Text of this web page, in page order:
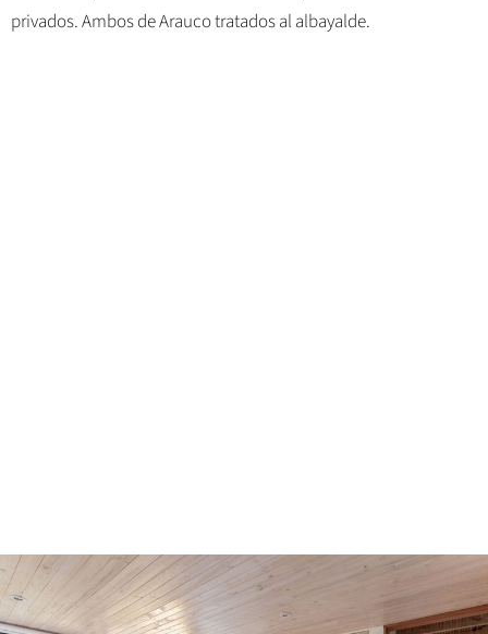
privados. Ambos de Arauco tratados al albayalde.